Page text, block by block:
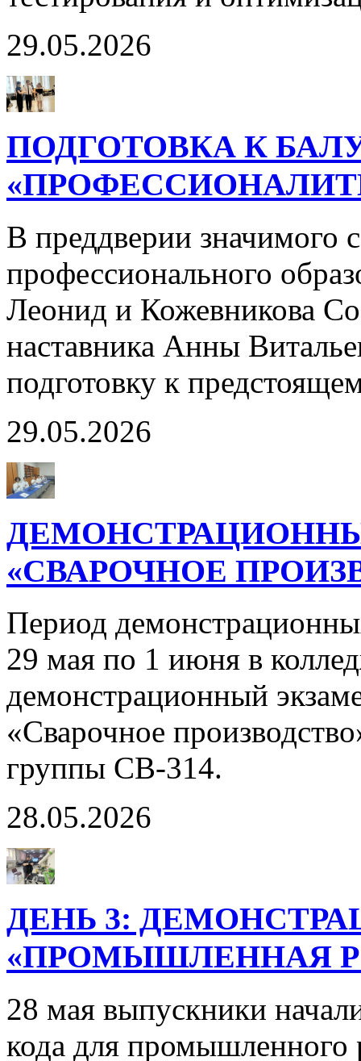
29.05.2026
ПОДГОТОВКА К
В преддверии значимого
профессионального
Леонид и Кожевникова
наставника Анны
подготовку к
29.05.2026
«СВАРОЧНОЕ
Период
29 мая по 1 июня в
демонстрационный
«Сварочное
группы СВ-314.
28.05.2026
ДЕНЬ 3:
«ПРОМЫШЛЕННАЯ
28 мая выпускники
кода для промышленного